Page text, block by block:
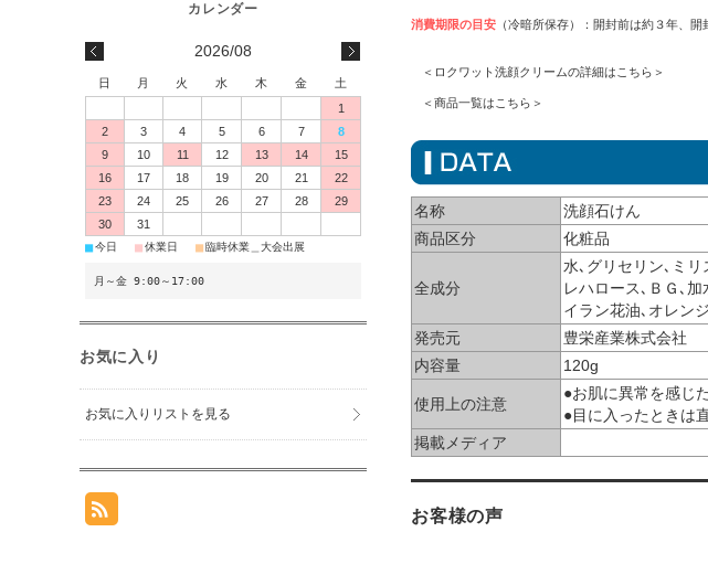
消費期限の目安 （冷暗所保存）：開封前は約３年、
＜ロクワット洗顔クリームの詳細はこちら＞
＜商品一覧はこちら＞
名称
洗顔石けん
商品区分
化粧品
全成分
水､グリセリン､ミ
レハロース､ＢＧ､
イラン花油､オレン
発売元
豊栄産業株式会社
内容量
120g
使用上の注意
●お肌に異常を感じ
●目に入ったときは
掲載メディア
お客様の声
2026/08
日 月 火 水 木 金
土
1
2
3 4 5 6 7
8
9
10 11 12 13 14
15
16
17 18 19 20 21
22
23
24 25 26 27 28
29
30
31
■今日 ■休業日 ■臨時休業＿大会出展
月～金 9:00～17:00
お気に入り
お気に入りリストを見る